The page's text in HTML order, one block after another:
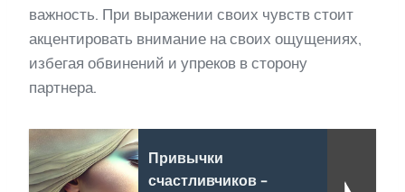
важность. При выражении своих чувств стоит
акцентировать внимание на своих ощущениях,
избегая обвинений и упреков в сторону
партнера.
Привычки
счастливчиков -